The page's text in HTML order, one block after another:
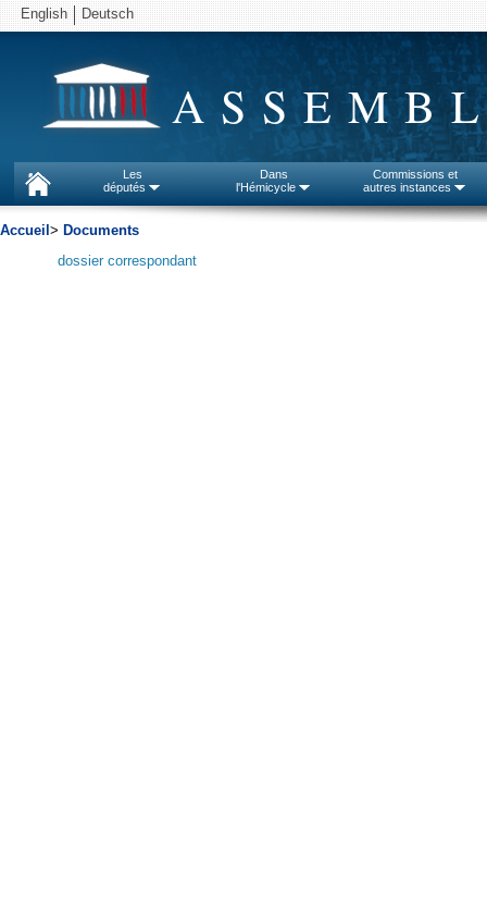
English Deutsch
Les
députés
Dans
l'Hémicycle
Commissions et
autres instances
Accueil > Documents
dossier correspondant